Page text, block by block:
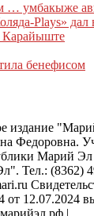
… умбакыже
Plays»
Карайыште
бенефисом
издание
Федоровна.
Марий
Тел.: (8362)
12.07.2024
|